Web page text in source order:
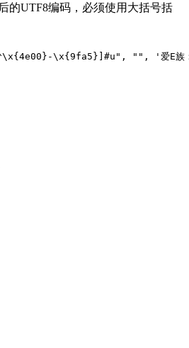
的UTF8编码，必须使用大括号括
\x{9fa5}]#u", "", '爱E族